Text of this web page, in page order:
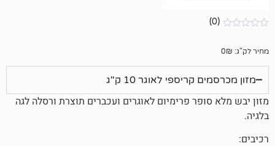
לאוגר 10 ק"ג
פרימיום לאוגרים ועכברים תוצרת ורסלה לגה